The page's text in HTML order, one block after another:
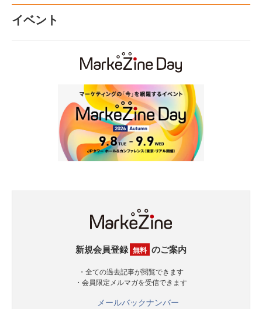
イベント
新規会員登録 無料 のご案内
・全ての過去記事が閲覧できます
・会員限定メルマガを受信できます
メールバックナンバー